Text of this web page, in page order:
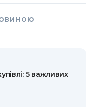
5 важливих